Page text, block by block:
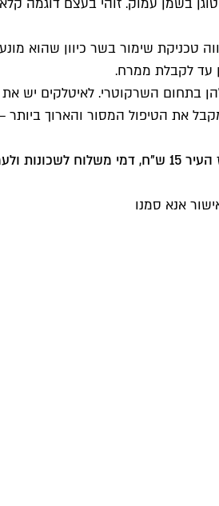
שימור בשר כיוון שהוא מונע
עד לקבלת ממרח.
בתחום השרקוטרי. לאיטלקים יש
את הטיפול המסור והארוך ביותר –
אנא סמנו